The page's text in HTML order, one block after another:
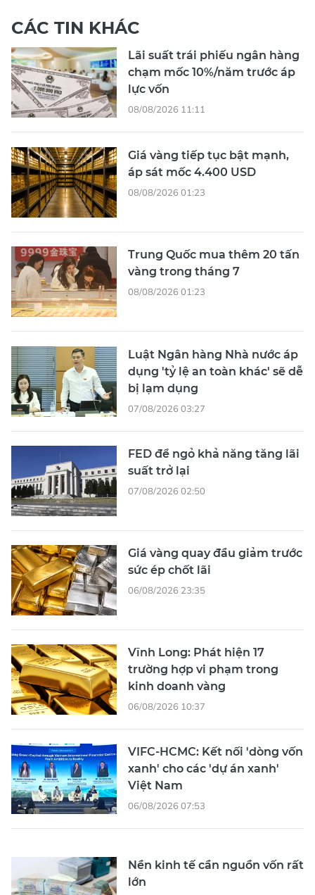
CÁC TIN KHÁC
Lãi suất trái phiếu ngân hàng
chạm mốc 10%/năm trước áp
lực vốn
08/08/2026 11:11
Giá vàng tiếp tục bật mạnh,
áp sát mốc 4.400 USD
08/08/2026 01:23
Trung Quốc mua thêm 20 tấn
vàng trong tháng 7
08/08/2026 01:23
Luật Ngân hàng Nhà nước áp
dụng 'tỷ lệ an toàn khác' sẽ dễ
bị lạm dụng
07/08/2026 03:27
FED để ngỏ khả năng tăng lãi
suất trở lại
07/08/2026 02:50
Giá vàng quay đầu giảm trước
sức ép chốt lãi
06/08/2026 23:35
Vĩnh Long: Phát hiện 17
trường hợp vi phạm trong
kinh doanh vàng
06/08/2026 10:37
VIFC-HCMC: Kết nối 'dòng vốn
xanh' cho các 'dự án xanh'
Việt Nam
06/08/2026 07:53
Nền kinh tế cần nguồn vốn rất
lớn